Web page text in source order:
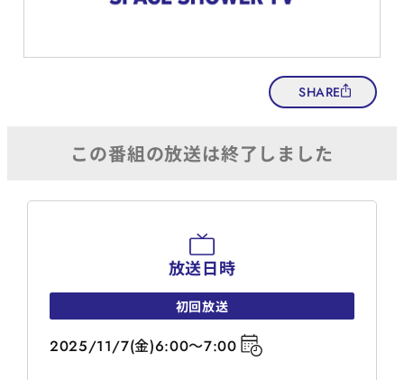
SHARE
放送日時
初回放送
2025/11/7(金)6:00～7:00